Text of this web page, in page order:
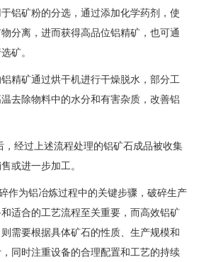
矿粉的分选，通过添加化学药剂，使
分离，进而获得高品位铝精矿，也可通
矿。
矿通过烘干机进行干燥脱水，部分工
去除物料中的水分和有害杂质，改善铝
过上述流程处理的铝矿石成品被收集
或进一步加工。
为铝冶炼过程中的关键步骤，破碎生产
适合的工艺流程至关重要，而高效铝矿
需要根据具体矿石的性质、生产规模和
同时注重设备的合理配置和工艺的持续